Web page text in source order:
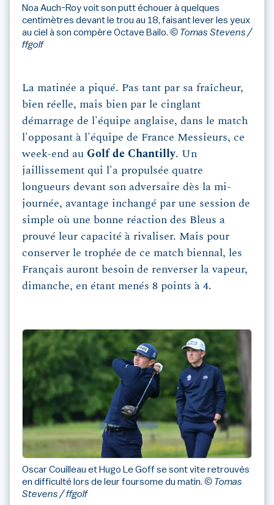
Noa Auch-Roy voit son putt échouer à quelques
centimètres devant le trou au 18, faisant lever les yeux
au ciel à son compère Octave Bailo. © Tomas Stevens /
ffgolf
La matinée a piqué. Pas tant par sa fraîcheur,
bien réelle, mais bien par le cinglant
démarrage de l'équipe anglaise, dans le match
l'opposant à l'équipe de France Messieurs, ce
week-end au Golf de Chantilly. Un
jaillissement qui l'a propulsée quatre
longueurs devant son adversaire dès la mi-
journée, avantage inchangé par une session de
simple où une bonne réaction des Bleus a
prouvé leur capacité à rivaliser. Mais pour
conserver le trophée de ce match biennal, les
Français auront besoin de renverser la vapeur,
dimanche, en étant menés 8 points à 4.
Oscar Couilleau et Hugo Le Goff se sont vite retrouvés
en difficulté lors de leur foursome du matin. © Tomas
Stevens / ffgolf